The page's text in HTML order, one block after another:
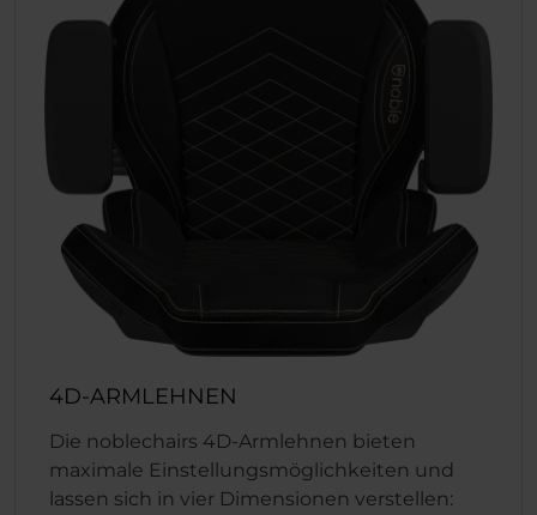
4D-ARMLEHNEN
Die noblechairs 4D-Armlehnen bieten
maximale Einstellungsmöglichkeiten und
lassen sich in vier Dimensionen verstellen: